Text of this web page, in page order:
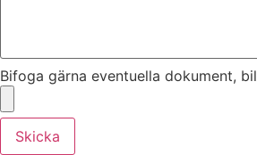
Bifoga gärna eventuella dokument,
Skicka